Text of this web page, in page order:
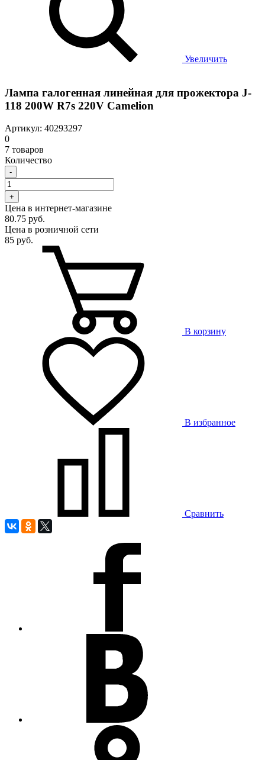
Увеличить
Лампа галогенная линейная для прожектора J-
118 200W R7s 220V Camelion
Артикул: 40293297
0
7 товаров
Количество
-
+
Цена в интернет-магазине
80.75 руб.
Цена в розничной сети
85 руб.
В корзину
В избранное
Сравнить